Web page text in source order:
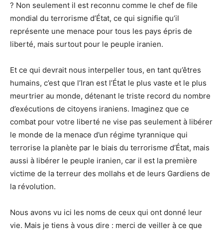
? Non seulement il est reconnu comme le chef de file
mondial du terrorisme d’État, ce qui signifie qu’il
représente une menace pour tous les pays épris de
liberté, mais surtout pour le peuple iranien.
Et ce qui devrait nous interpeller tous, en tant qu’êtres
humains, c’est que l’Iran est l’État le plus vaste et le plus
meurtrier au monde, détenant le triste record du nombre
d’exécutions de citoyens iraniens. Imaginez que ce
combat pour votre liberté ne vise pas seulement à libérer
le monde de la menace d’un régime tyrannique qui
terrorise la planète par le biais du terrorisme d’État, mais
aussi à libérer le peuple iranien, car il est la première
victime de la terreur des mollahs et de leurs Gardiens de
la révolution.
Nous avons vu ici les noms de ceux qui ont donné leur
vie. Mais je tiens à vous dire : merci de veiller à ce que